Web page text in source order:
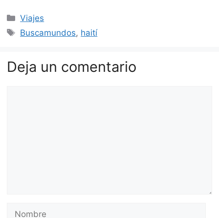
Categorías
Viajes
Etiquetas
Buscamundos, haití
Deja un comentario